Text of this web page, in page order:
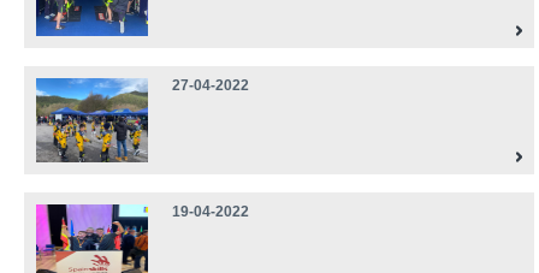
27-04-2022
19-04-2022